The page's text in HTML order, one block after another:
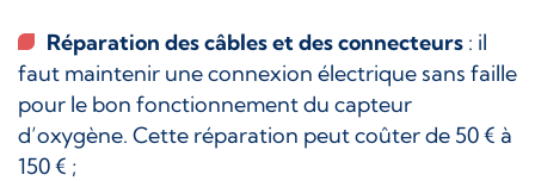
Réparation des câbles et des connecteurs : il
faut maintenir une connexion électrique sans faille
pour le bon fonctionnement du capteur
d’oxygène. Cette réparation peut coûter de 50 € à
150 € ;